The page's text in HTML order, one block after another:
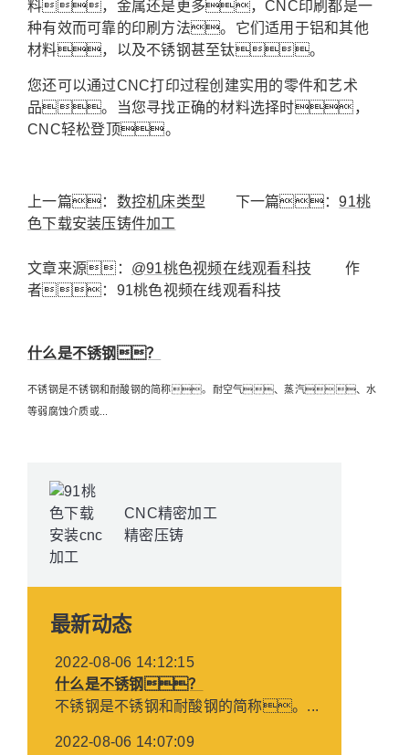
料，金属还是更多，CNC印刷都是一
种有效而可靠的印刷方法。它们适用于铝和其他
材料，以及不锈钢甚至钛。
您还可以通过CNC打印过程创建实用的零件和艺术
品。当您寻找正确的材料选择时，
CNC轻松登顶。
上一篇： 数控机床类型 下一篇：91桃
色下载安装压铸件加工
文章来源： @91桃色视频在线观看科技 作
者：91桃色视频在线观看科技
什么是不锈钢？
不锈钢是不锈钢和耐酸钢的简称。耐空气、蒸汽、水
等弱腐蚀介质或...
CNC精密加工
精密压铸
最新动态
2022-08-06 14:12:15
什么是不锈钢？
不锈钢是不锈钢和耐酸钢的简称。...
2022-08-06 14:07:09